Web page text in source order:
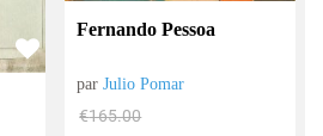
Fernando Pessoa
parJulio Pomar
€165.00